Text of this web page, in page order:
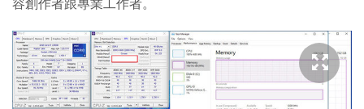
容創作者跟專業工作者。